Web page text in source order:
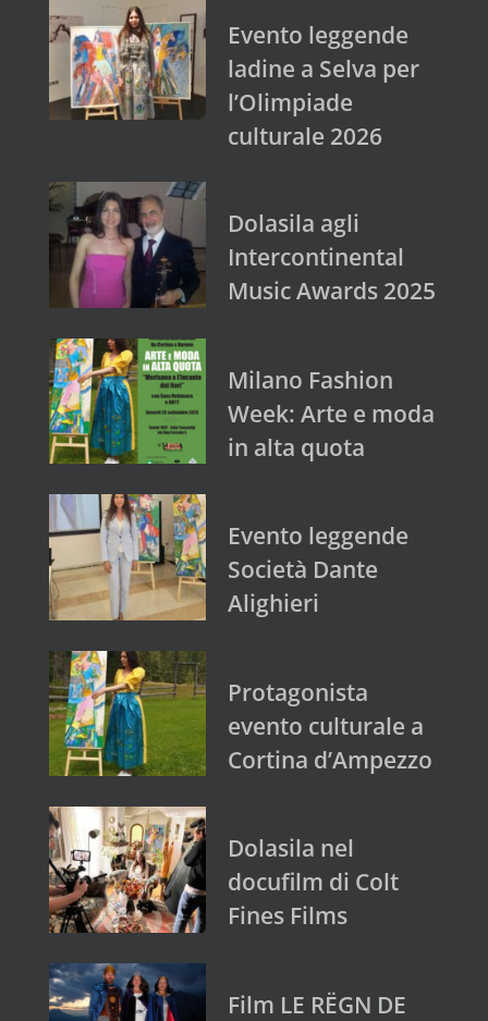
Evento leggende
ladine a Selva per
l’Olimpiade
culturale 2026
Dolasila agli
Intercontinental
Music Awards 2025
Milano Fashion
Week: Arte e moda
in alta quota
Evento leggende
Società Dante
Alighieri
Protagonista
evento culturale a
Cortina d’Ampezzo
Dolasila nel
docufilm di Colt
Fines Films
Film LE RËGN DE